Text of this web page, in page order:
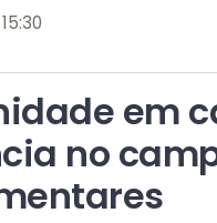
em
no